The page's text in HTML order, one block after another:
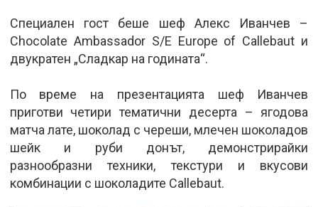
Специален гост беше шеф Алекс Иванчев –
Chocolate Ambassador S/E Europe of Callebaut и
двукратен „Сладкар на годината“.
По време на презентацията шеф Иванчев
приготви четири тематични десерта – ягодова
матча лате, шоколад с череши, млечен шоколадов
шейк и руби донът, демонстрирайки
разнообразни техники, текстури и вкусови
комбинации с шоколадите Callebaut.